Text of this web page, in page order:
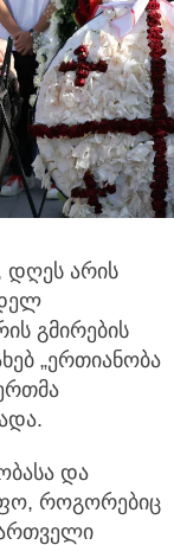
დღეს არის
გმირების
„ერთიანობა
და
როგორებიც